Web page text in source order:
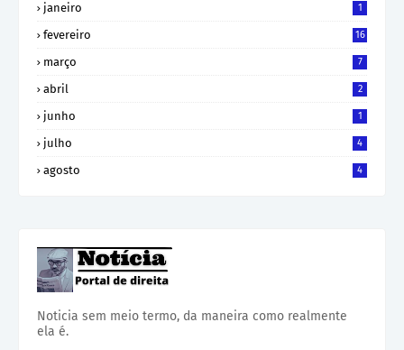
janeiro 1
fevereiro 16
março 7
abril 2
junho 1
julho 4
agosto 4
Noticia sem meio termo, da maneira como realmente
ela é.